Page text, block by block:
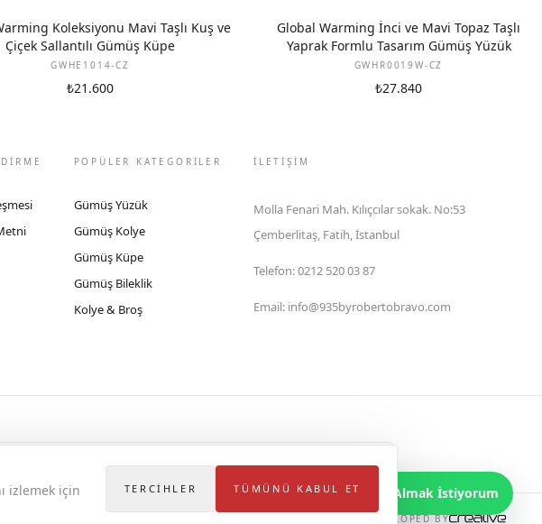
Koleksiyonu Mavi Taşlı Kuş ve
Çiçek Sallantılı Gümüş Küpe
GWHE1014-CZ
₺21.600
Global Warming İnci ve Mavi Topaz Taşlı
Yaprak Formlu Tasarım Gümüş Yüzük
GWHR0019W-CZ
₺27.840
POPÜLER KATEGORİLER
Gümüş Yüzük
Gümüş Kolye
Gümüş Küpe
Gümüş Bileklik
Kolye & Broş
İLETIŞIM
Molla Fenari Mah. Kılıçcılar sokak. No:53
Çemberlitaş, Fatih, İstanbul
Telefon:0212 520 03 87
Email: info@935byrobertobravo.com
DEVELOPED BY
Bilgi Almak İstiyorum
izlemek için
TERCIHLER TÜMÜNÜ KABUL ET